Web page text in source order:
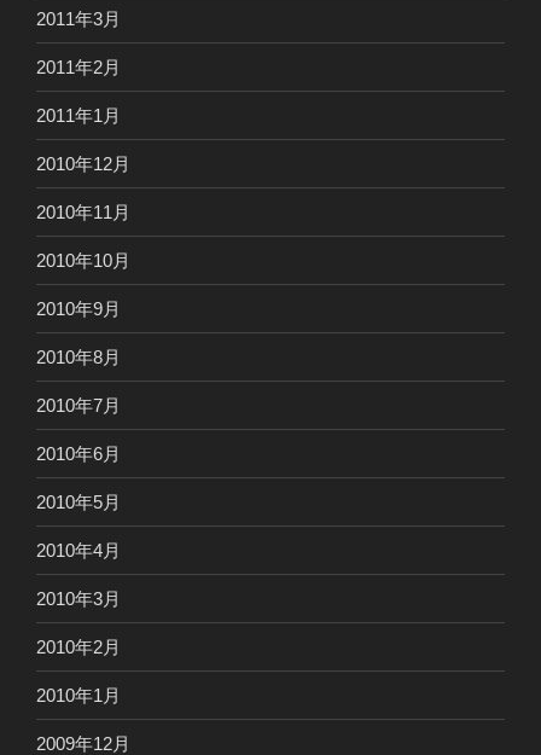
2011年3月
2011年2月
2011年1月
2010年12月
2010年11月
2010年10月
2010年9月
2010年8月
2010年7月
2010年6月
2010年5月
2010年4月
2010年3月
2010年2月
2010年1月
2009年12月